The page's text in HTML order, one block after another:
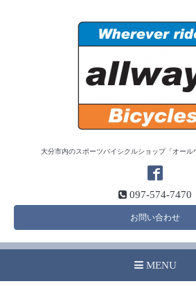
大分市内のスポーツバイシクルショップ「オール
097-574-7470
お問い合わせ
MENU